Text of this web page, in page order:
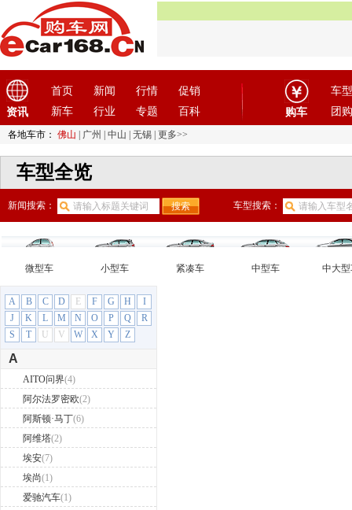
资讯
首页 新闻 行情
促销
新车
行业 专题 百科 购车
车型
团购
各地车市： 佛山 广州 中山 无锡 更多>>
车型全览
新闻搜索： 车型搜索：
微型车 小型车 紧凑车 中型车 中大
A B C D E F G H
I
J
K L M N O P Q
R
S
T U V W X Y Z
A
AITO问界(4)
阿尔法罗密欧(2)
阿斯顿·马丁(6)
阿维塔(2)
埃安(7)
埃尚(1)
爱驰汽车(1)